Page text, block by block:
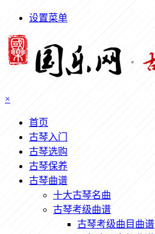
设置菜单
×
首页
古琴入门
古琴选购
古琴保养
古琴曲谱
十大古琴名曲
古琴考级曲谱
古琴考级曲目曲谱